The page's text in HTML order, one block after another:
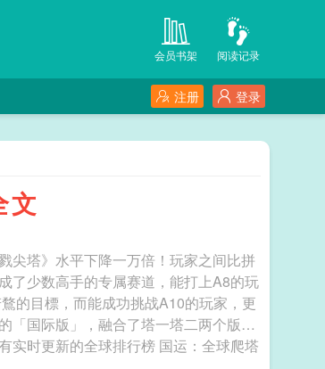
阅读记录
会员书架
登录
注册
文
尖塔》水平下降一万倍！玩家之间比拼
了少数高手的专属赛道，能打上A8的玩
的目標，而能成功挑战A10的玩家，更
「国际版」，融合了塔一塔二两个版本
全球排行榜 国运：全球爬塔